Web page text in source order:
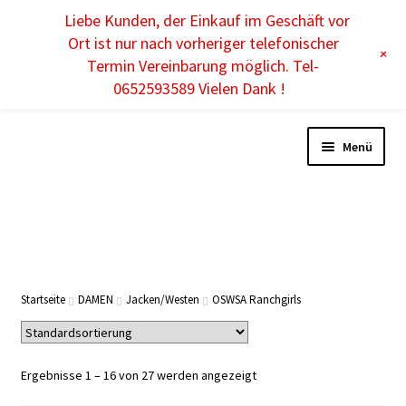
Menü
KINDER
ACCESSOIRES
Startseite DAMEN Jacken/Westen OSWSA Ranchgirls
Ergebnisse 1 – 16 von 27 werden angezeigt
Liebe Kunden, der Einkauf im Geschäft vor
Ort ist nur nach vorheriger telefonischer
Termin Vereinbarung möglich. Tel-
0652593589 Vielen Dank !
+
DE